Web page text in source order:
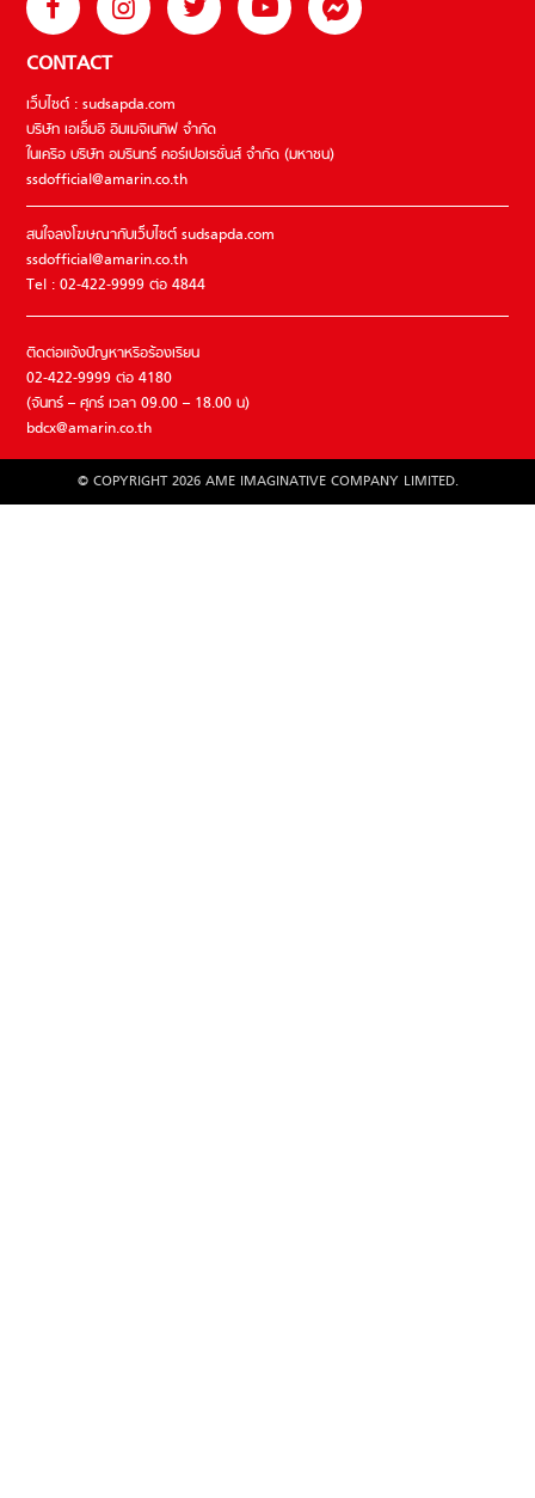
CONTACT
เว็บไซต์ : sudsapda.com
บริษัท เอเอ็มอี อิมเมจิเนทีฟ จำกัด
ในเครือ บริษัท อมรินทร์ คอร์เปอเรชั่นส์ จำกัด (มหาชน)
ssdofficial@amarin.co.th
สนใจลงโฆษณากับเว็บไซต์ sudsapda.com
ssdofficial@amarin.co.th
Tel : 02-422-9999 ต่อ 4844
ติดต่อแจ้งปัญหาหรือร้องเรียน
02-422-9999 ต่อ 4180
(จันทร์ – ศุกร์ เวลา 09.00 – 18.00 น)
bdcx@amarin.co.th
© COPYRIGHT 2026 AME IMAGINATIVE COMPANY LIMITED.